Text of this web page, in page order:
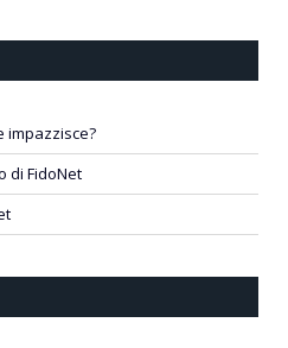
impazzisce?
di FidoNet